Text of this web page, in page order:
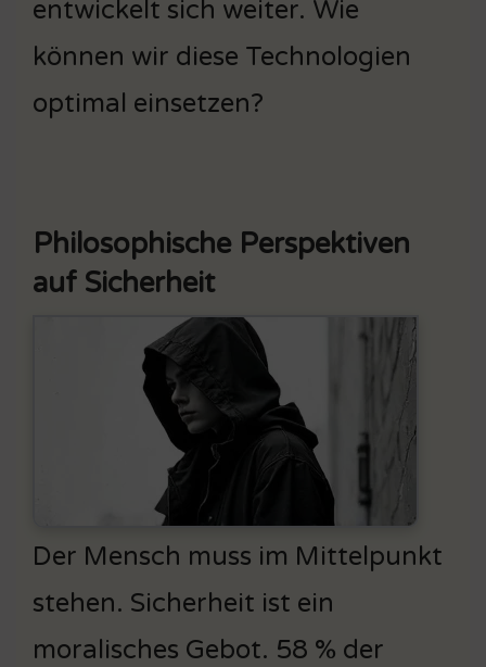
entwickelt sich weiter. Wie
können wir diese Technologien
optimal einsetzen?
Philosophische Perspektiven
auf Sicherheit
Der Mensch muss im Mittelpunkt
stehen. Sicherheit ist ein
moralisches Gebot. 58 % der